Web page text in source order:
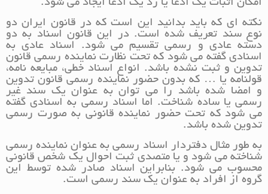
امکان اثبات یک ادعا یا رد یک ادعا ایجاد می شود.
نکته ای که باید بدانید این است که در قانون ایران دو
نوع سند تعریف شده است. در این قانون اسناد به دو
دسته عادی و رسمی تقسیم می شود. اسناد عادی به
اسنادی گفته می شود که تحت نظارت نماینده رسمی قانون
تدوین و ثبت نشده باشد. انواع اسناد خطی، مبایعه نامه،
قولنامه یا … که بدون حضور نماینده رسمی قانون تدوین
و امضا شده باشد را می توان به عنوان یک سند غیر
رسمی یا ساده شناخت. اما اسناد رسمی به اسنادی گفته
می شود که تحت حضور نماینده قانونی به صورت رسمی
تدوین شده باشد.
به طور مثال دفتردار اسناد رسمی به عنوان نماینده رسمی
شناخته می شود و یا متصدی ثبت احوال یک شخص قانونی
محسوب می شود. بنابراین اسناد صادر شده توسط این
گروه از افراد به عنوان یک سند رسمی است.